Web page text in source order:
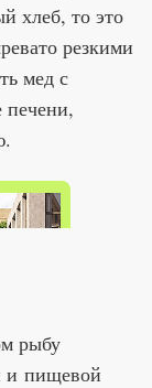
хлеб, то это
резкими
мед с
печени,
рыбу
и пищевой